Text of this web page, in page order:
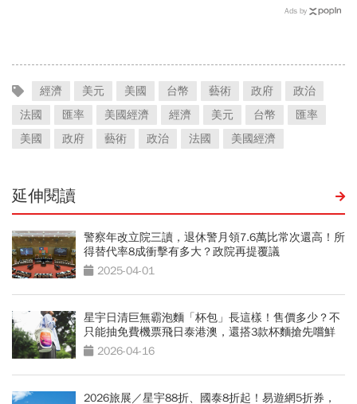
Ads by
經濟 美元 美國 台幣 藝術 政府
政治
法國
匯率 美國經濟 經濟 美元 台幣
匯率
美國
政府 藝術 政治 法國 美國經濟
延伸閱讀
警察年改立院三讀，退休警月領7.6萬比常次還高！所
得替代率8成衝擊有多大？政院再提覆議
2025-04-01
星宇日清巨無霸泡麵「杯包」長這樣！售價多少？不
只能抽免費機票飛日泰港澳，還搭3款杯麵搶先嚐鮮
2026-04-16
2026旅展／星宇88折、國泰8折起！易遊網5折券，